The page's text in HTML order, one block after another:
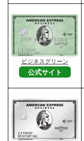
ビジネスグリーン
公式サイト